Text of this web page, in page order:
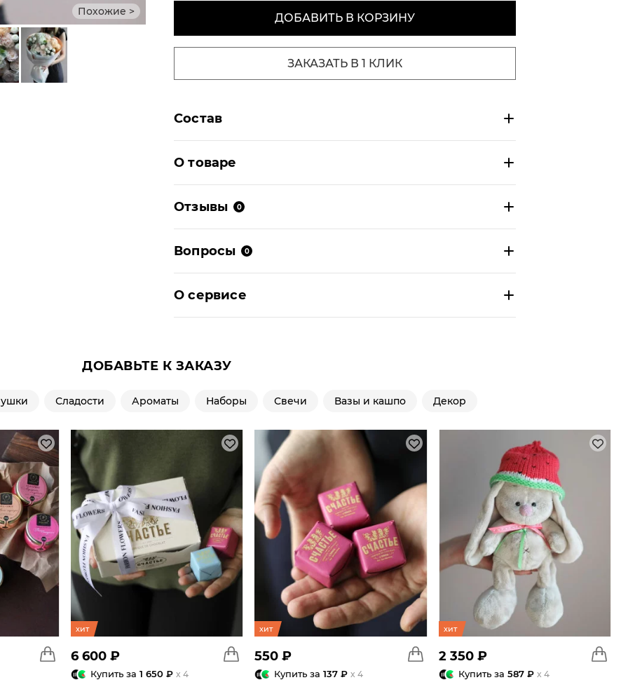
Похожие > ДОБАВИТЬ В КОРЗИНУ
ЗАКАЗАТЬ В 1 КЛИК
Состав
О товаре
Отзывы 0
Вопросы 0
О сервисе
ДОБАВЬТЕ К ЗАКАЗУ
Сладости Ароматы Наборы Свечи Вазы и кашпо Декор
хит
6 600 ₽
Купить за 1 650 ₽ x 4
хит
550 ₽
Купить за 137 ₽ x 4
хит
2 350 ₽
Купить за 587 ₽ x 4